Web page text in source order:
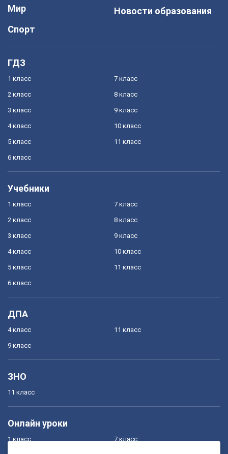
Мир
Спорт
Новости образования
ГДЗ
1 класс
2 класс
3 класс
4 класс
5 класс
6 класс
7 класс
8 класс
9 класс
10 класс
11 класс
Учебники
1 класс
2 класс
3 класс
4 класс
5 класс
6 класс
7 класс
8 класс
9 класс
10 класс
11 класс
ДПА
4 класс
9 класс
11 класс
ЗНО
11 класс
Онлайн уроки
1 класс 7 класс